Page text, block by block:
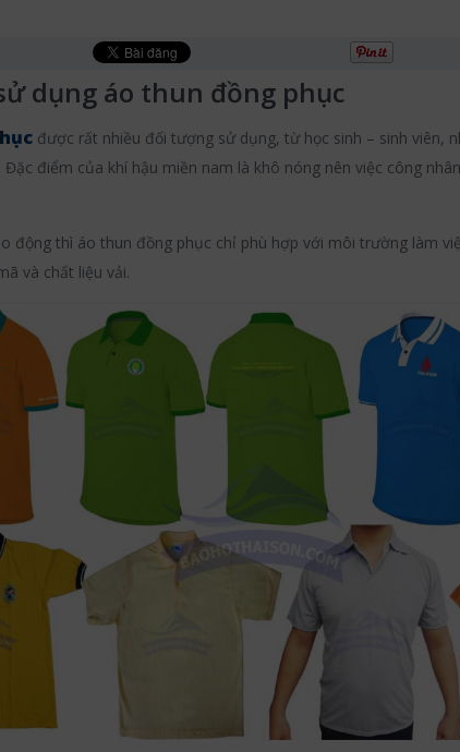
dụng áo thun đồng phục
được rất nhiều đối tượng sử dụng, từ học sinh – sinh viên,
Đặc điểm của khí hậu miền nam là khô nóng nên việc công
động thì áo thun đồng phục chỉ phù hợp với môi trường làm
và chất liệu vải.